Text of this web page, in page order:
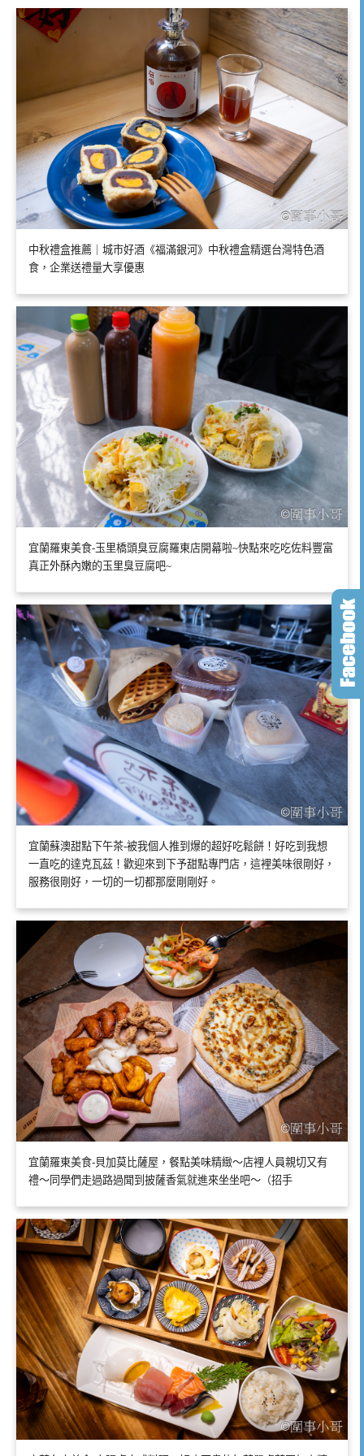
中秋禮盒推薦｜城市好酒《福滿銀河》中秋禮盒精選台灣特色酒
食，企業送禮量大享優惠
宜蘭羅東美食-玉里橋頭臭豆腐羅東店開幕啦~快點來吃吃佐料豐富
真正外酥內嫩的玉里臭豆腐吧~
宜蘭蘇澳甜點下午茶-被我個人推到爆的超好吃鬆餅！好吃到我想
一直吃的達克瓦茲！歡迎來到下予甜點專門店，這裡美味很剛好，
服務很剛好，一切的一切都那麼剛剛好。
宜蘭羅東美食-貝加莫比薩屋，餐點美味精緻～店裡人員親切又有
禮～同學們走過路過聞到披薩香氣就進來坐坐吧～（招手